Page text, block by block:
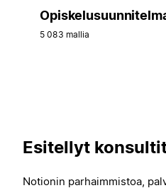
5 083 mallia
Esitellyt
Notionin parhaimmistoa,